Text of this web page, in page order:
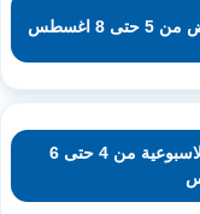
اغسطس
عروض مكة هايبر ماركت الاسبوعية من 4 حتى 6